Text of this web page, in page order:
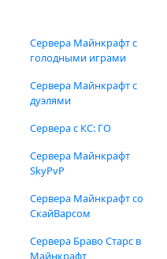
Сервера Майнкрафт с
голодными играми
Сервера Майнкрафт с
дуэлями
Сервера с КС: ГО
Сервера Майнкрафт
SkyPvP
Сервера Майнкрафт со
СкайВарсом
Сервера Браво Старс в
Майнкрафт